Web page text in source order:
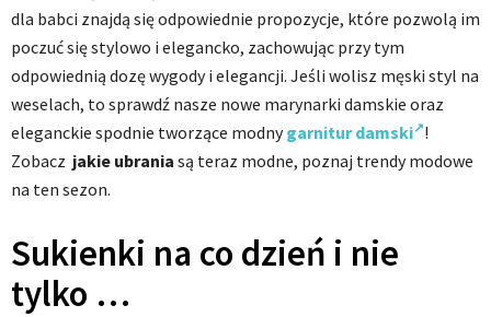
dla babci znajdą się odpowiednie propozycje, które pozwolą im
poczuć się stylowo i elegancko, zachowując przy tym
odpowiednią dozę wygody i elegancji. Jeśli wolisz męski styl na
weselach, to sprawdź nasze nowe marynarki damskie oraz
eleganckie spodnie tworzące modnygarnitur damski !
Zobacz jakie ubrania są teraz modne, poznaj trendy modowe
na ten sezon.
Sukienki na co dzień i nie
tylko …